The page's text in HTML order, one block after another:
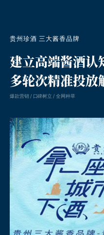
贵州珍酒 三大酱香品牌
建立高端酱酒认
多轮次精准投放
爆款营销 / 口碑树立 / 全网种草